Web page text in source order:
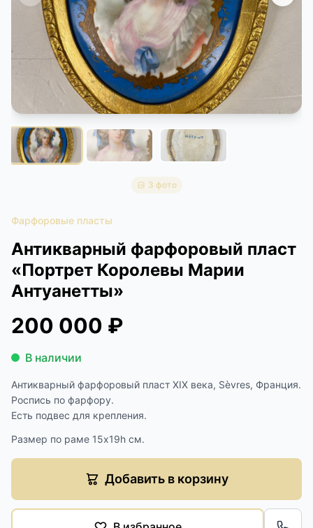
КОНТАКТЫ
ДОСТАВКА И ОПЛАТА
3 фото
Фарфоровые пласты
Антикварный фарфоровый пласт
«Портрет Королевы Марии
Антуанетты»
200 000 ₽
В наличии
Антикварный фарфоровый пласт XIX века, Sèvres, Франция.
Роспись по фарфору.
Есть подвес для крепления.
Размер по раме 15х19h см.
Добавить в корзину